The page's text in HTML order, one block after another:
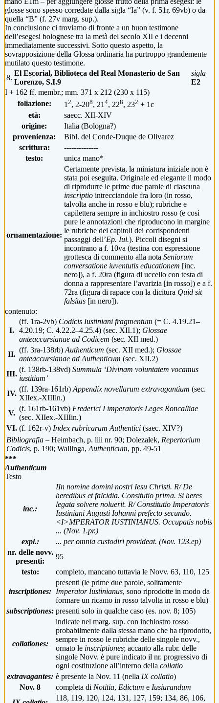
glosse sono spesso corredate dalla sigla “Ia” (v. f. 51r, 69vb) o da
quella “B” (f. 27v marg. sup.).
In conclusione ci troviamo di fronte a un buon testimone
dell’esegesi bolognese tra la metà del secolo XII e i decenni
immediatamente successivi. Sotto questo aspetto, la
sovrapposizione della Glossa ordinaria ha purtroppo grandemente
mutilato questo testimone.
8.
El Escorial, Biblioteca del Real Monasterio de San
Lorenzo, S.I.9
sigla
E2
I + 162 ff. membr.; mm. 371 x 212 (230 x 115)
foliazione:
1 2, 2-208, 21 4, 228, 232 + 1c
età:
saecc. XII-XIV
origine:
Italia (Bologna?)
provenienza:
Bibl. del Conde-Duque de Olivarez
scrittura:
--------------
testo:
unica mano*
ornamentazione:
Certamente prevista, la miniatura iniziale non è
stata poi eseguita. Originale ed elegante il modo
di riprodurre le prime due parole di ciascuna
inscriptio intrecciandole fra loro (in rosso,
talvolta anche in rosso e blu); rubriche e
capilettera sempre in inchiostro rosso (e così
pure le annotazioni che riproducono in margine
le rubriche dei capitoli dei corrispondenti
passaggi dell’Ep. Iul.). Piccoli disegni si
incontrano a f. 10va (testina con espressione
grottesca di commento alla nota Seniorum
conversatione iuventutis educationem [inc.
nero]), a f. 20ra (figura di uccello con testa di
donna a rappresentare l’avarizia [in rosso]) e a f.
72ra (figura di rapace con la dicitura Quid sit
falsitas [in nero]).
contenuto:
I.
(ff. 1ra-2vb) Codicis Iustiniani fragmentum (= C. 4.19.21–
4.20.19; C. 4.22.2–4.25.4) (sec. XII.1); Glossae
anteaccursianae ad Codicem (sec. XII med.)
II.
(ff. 3ra-138rb) Authenticum (sec. XII med.); Glossae
anteaccursianae ad Authenticum (sec. XII.2)
III.
(f. 138rb-138vd) Summula ‘Divinam voluntatem vocamus
iustitiam’
IV.
(ff. 139ra-161rb) Appendix novellarum extravagantium (sec.
XIIex.-XIIIin.)
V.
(f. 161rb-161vb) Frederici I imperatoris Leges Roncalliae
(sec. XIIex.-XIIIin.)
VI. (f. 162r-v) Index rubricarum Authentici (saec. XIV?)
Bibliografia – Heimbach, p. liii nr. 90; Dolezalek, Repertorium
Codicis, p. 190; Wallinga, Authenticum, pp. 49-51
***
Authenticum
Testo
inc.:
IIn nomine domini nostri Iesu Christi. R/ De
heredibus et falcidia. Consitutio prima. Si heres
legata solvere noluerit. R/ Constitutio Imperatoris
Iustiniani Augusti Iohanni prefecto secundo.
<I>MPERATOR IUSTINIANUS. Occupatis nobis
... (Nov. 1.pr.)
expl.:
... per omnia custodiri provideat. (Nov. 123.ep)
nr. delle novv.
presenti:
95
testo:
completo, mancano tuttavia le Novv. 63, 110, 125
inscriptiones:
presenti (le prime due parole, solitamente
Imperator Iustinianus, sono riprodotte in modo da
formare un ricamo in rosso talvolta in rosso e blu)
subscriptiones: presenti solo in qualche caso (es. nov. 8; 105)
collationes:
indicate nel marg. sup. con inchiostro rosso
probabilmente dalla stessa mano che ha riprodotto,
sempre in rosso le rubriche delle singole novv.,
ornato le inscriptiones; accanto alla rubr. delle
singole Novv. è pure indicato il nr. progressivo di
ogni costituzione all’interno della collatio
extravagantes: è presente la Nov. 11 (nella IX collatio)
Nov. 8
completa di Notitia, Edictum e Iusiurandum
118, 119, 120, 124, 131, 127, 159; 134, 86, 106,